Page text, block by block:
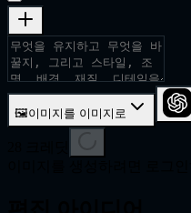
🖼이미지를 이미지로